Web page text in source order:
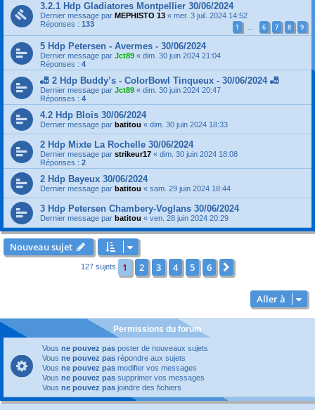
3.2.1 Hdp Gladiatores Montpellier 30/06/2024
Dernier message par MEPHISTO 13 « mer. 3 juil. 2024 14:52
Réponses : 133 1 … 6 7 8 9
5 Hdp Petersen - Avermes - 30/06/2024
Dernier message par Jct89 « dim. 30 juin 2024 21:04
Réponses : 4
🎳 2 Hdp Buddy’s - ColorBowl Tinqueux - 30/06/2024 🎳
Dernier message par Jct89 « dim. 30 juin 2024 20:47
Réponses : 4
4.2 Hdp Blois 30/06/2024
Dernier message par batitou « dim. 30 juin 2024 18:33
2 Hdp Mixte La Rochelle 30/06/2024
Dernier message par strikeur17 « dim. 30 juin 2024 18:08
Réponses : 2
2 Hdp Bayeux 30/06/2024
Dernier message par batitou « sam. 29 juin 2024 18:44
3 Hdp Petersen Chambery-Voglans 30/06/2024
Dernier message par batitou « ven. 28 juin 2024 20:29
Nouveau sujet
127 sujets 1 2 3 4 5 6
Aller à
Permissions du forum
Vous ne pouvez pas poster de nouveaux sujets
Vous ne pouvez pas répondre aux sujets
Vous ne pouvez pas modifier vos messages
Vous ne pouvez pas supprimer vos messages
Vous ne pouvez pas joindre des fichiers